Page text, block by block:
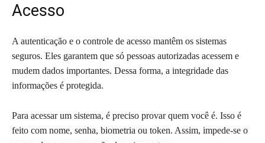
Acesso
A autenticação e o controle de acesso mantêm os sistemas
seguros. Eles garantem que só pessoas autorizadas acessem e
mudem dados importantes. Dessa forma, a integridade das
informações é protegida.
Para acessar um sistema, é preciso provar quem você é. Isso é
feito com nome, senha, biometria ou token. Assim, impede-se o